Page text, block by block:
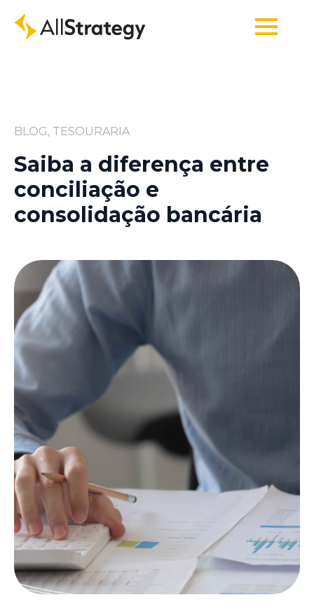
BLOG, TESOURARIA
Saiba a diferença entre
conciliação e
consolidação bancária